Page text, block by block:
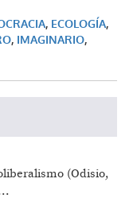
, ECOLOGÍA,
, IMAGINARIO,
(Odisio,